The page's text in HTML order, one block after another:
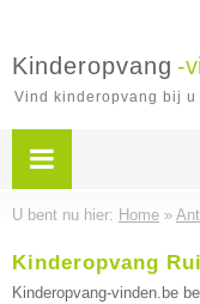
Kinderopvang -
Vind kinderopvang bij u
U bent nu hier: Home »
Kinderopvang
Kinderopvang-vinden.be